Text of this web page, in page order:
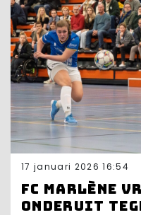
17 januari 2026 16:54
FC Marlène
onderuit